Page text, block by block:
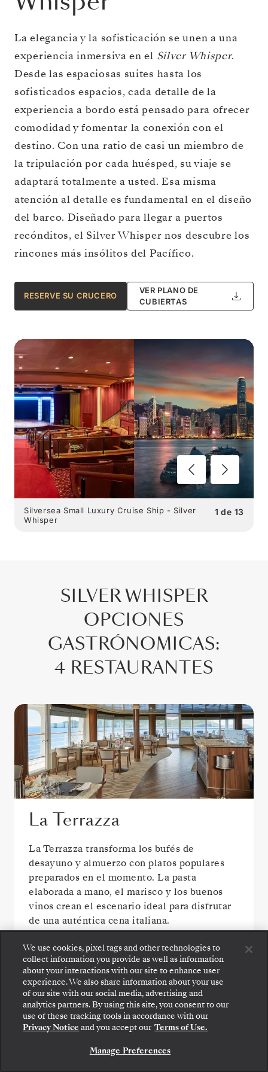
La elegancia y la sofisticación se unen a una
experiencia inmersiva en el Silver Whisper.
Desde las espaciosas suites hasta los
sofisticados espacios, cada detalle de la
experiencia a bordo está pensado para ofrecer
comodidad y fomentar la conexión con el
destino. Con una ratio de casi un miembro de
la tripulación por cada huésped, su viaje se
adaptará totalmente a usted. Esa misma
atención al detalle es fundamental en el diseño
del barco. Diseñado para llegar a puertos
recónditos, el Silver Whisper nos descubre los
rincones más insólitos del Pacífico.
RESERVE SU CRUCERO
VER PLANO DE
CUBIERTAS
1 de 13
Silversea Small Luxury Cruise Ship - Silver
Whisper
SILVER WHISPER
OPCIONES
GASTRÓNOMICAS:
4 RESTAURANTES
La Terrazza
La Terrazza transforma los bufés de
desayuno y almuerzo con platos populares
preparados en el momento. La pasta
elaborada a mano, el marisco y los buenos
vinos crean el escenario ideal para disfrutar
de una auténtica cena italiana.
We use cookies, pixel tags and other technologies to
collect information you provide as well as information
about your interactions with our site to enhance user
experience. We also share information about your use
of our site with our social media, advertising and
analytics partners. By using this site, you consent to our
use of these tracking tools in accordance with our
Privacy Notice and you accept our Terms of Use.
Manage Preferences